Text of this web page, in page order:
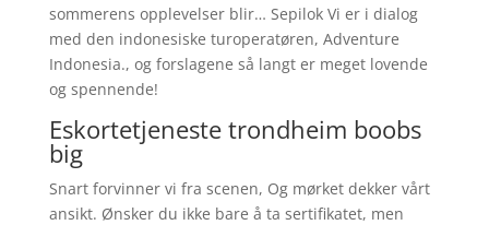
sommerens opplevelser blir… Sepilok Vi er i dialog
med den indonesiske turoperatøren, Adventure
Indonesia., og forslagene så langt er meget lovende
og spennende!
Eskortetjeneste trondheim boobs
big
Snart forvinner vi fra scenen, Og mørket dekker vårt
ansikt. Ønsker du ikke bare å ta sertifikatet, men